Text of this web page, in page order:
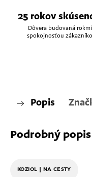
25 rokov
Dôvera budovaná
spokojnosťou
Popis
Podrobný popis
KOZIOL | NA CESTY